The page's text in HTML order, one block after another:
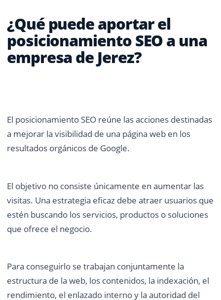
¿Qué puede aportar el
posicionamiento SEO a una
empresa de Jerez?
El posicionamiento SEO reúne las acciones destinadas
a mejorar la visibilidad de una página web en los
resultados orgánicos de Google.
El objetivo no consiste únicamente en aumentar las
visitas. Una estrategia eficaz debe atraer usuarios que
estén buscando los servicios, productos o soluciones
que ofrece el negocio.
Para conseguirlo se trabajan conjuntamente la
estructura de la web, los contenidos, la indexación, el
rendimiento, el enlazado interno y la autoridad del